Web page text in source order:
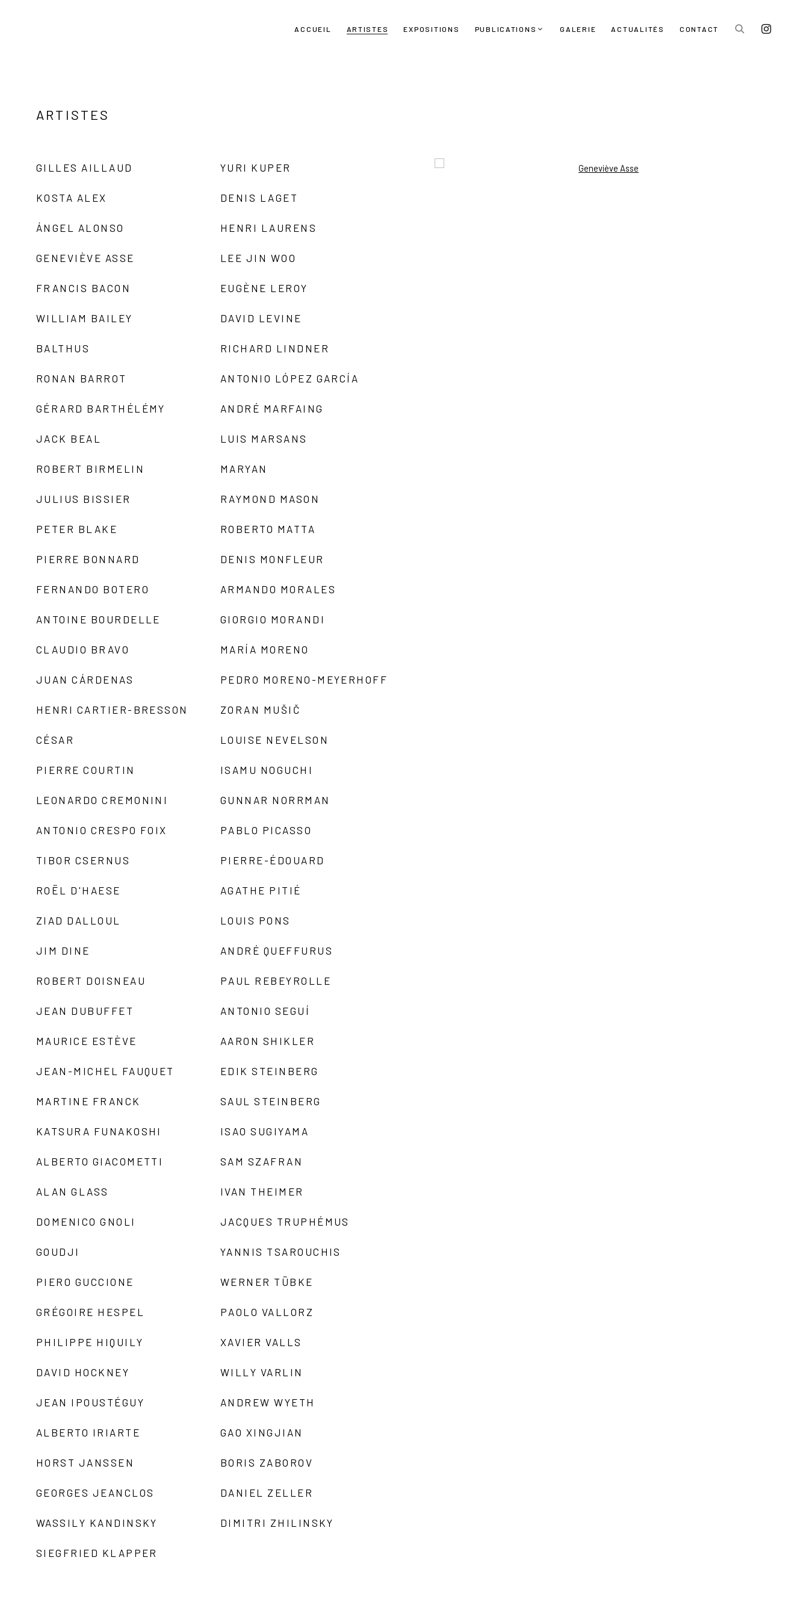
ACCUEIL ARTISTES EXPOSITIONS PUBLICATIONS GALERIE ACTUALITÉS CONTACT
ARTISTES
GILLES AILLAUD
KOSTA ALEX
ÁNGEL ALONSO
GENEVIÈVE ASSE
FRANCIS BACON
WILLIAM BAILEY
BALTHUS
RONAN BARROT
GÉRARD BARTHÉLÉMY
JACK BEAL
ROBERT BIRMELIN
JULIUS BISSIER
PETER BLAKE
PIERRE BONNARD
FERNANDO BOTERO
ANTOINE BOURDELLE
CLAUDIO BRAVO
JUAN CÁRDENAS
HENRI CARTIER-BRESSON
CÉSAR
PIERRE COURTIN
LEONARDO CREMONINI
ANTONIO CRESPO FOIX
TIBOR CSERNUS
ROËL D'HAESE
ZIAD DALLOUL
JIM DINE
ROBERT DOISNEAU
JEAN DUBUFFET
MAURICE ESTÈVE
JEAN-MICHEL FAUQUET
MARTINE FRANCK
KATSURA FUNAKOSHI
ALBERTO GIACOMETTI
ALAN GLASS
DOMENICO GNOLI
GOUDJI
PIERO GUCCIONE
GRÉGOIRE HESPEL
PHILIPPE HIQUILY
DAVID HOCKNEY
JEAN IPOUSTÉGUY
ALBERTO IRIARTE
HORST JANSSEN
GEORGES JEANCLOS
WASSILY KANDINSKY
SIEGFRIED KLAPPER
YURI KUPER
DENIS LAGET
HENRI LAURENS
LEE JIN WOO
EUGÈNE LEROY
DAVID LEVINE
RICHARD LINDNER
ANTONIO LÓPEZ GARCÍA
ANDRÉ MARFAING
LUIS MARSANS
MARYAN
RAYMOND MASON
ROBERTO MATTA
DENIS MONFLEUR
ARMANDO MORALES
GIORGIO MORANDI
MARÍA MORENO
PEDRO MORENO-MEYERHOFF
ZORAN MUŠIČ
LOUISE NEVELSON
ISAMU NOGUCHI
GUNNAR NORRMAN
PABLO PICASSO
PIERRE-ÉDOUARD
AGATHE PITIÉ
LOUIS PONS
ANDRÉ QUEFFURUS
PAUL REBEYROLLE
ANTONIO SEGUÍ
AARON SHIKLER
EDIK STEINBERG
SAUL STEINBERG
ISAO SUGIYAMA
SAM SZAFRAN
IVAN THEIMER
JACQUES TRUPHÉMUS
YANNIS TSAROUCHIS
WERNER TÜBKE
PAOLO VALLORZ
XAVIER VALLS
WILLY VARLIN
ANDREW WYETH
GAO XINGJIAN
BORIS ZABOROV
DANIEL ZELLER
DIMITRI ZHILINSKY